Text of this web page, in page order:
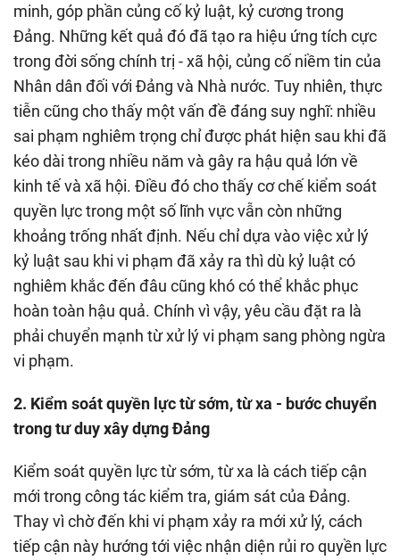
minh, góp phần củng cố kỷ luật, kỷ cương trong
Đảng. Những kết quả đó đã tạo ra hiệu ứng tích cực
trong đời sống chính trị - xã hội, củng cố niềm tin của
Nhân dân đối với Đảng và Nhà nước. Tuy nhiên, thực
tiễn cũng cho thấy một vấn đề đáng suy nghĩ: nhiều
sai phạm nghiêm trọng chỉ được phát hiện sau khi đã
kéo dài trong nhiều năm và gây ra hậu quả lớn về
kinh tế và xã hội. Điều đó cho thấy cơ chế kiểm soát
quyền lực trong một số lĩnh vực vẫn còn những
khoảng trống nhất định. Nếu chỉ dựa vào việc xử lý
kỷ luật sau khi vi phạm đã xảy ra thì dù kỷ luật có
nghiêm khắc đến đâu cũng khó có thể khắc phục
hoàn toàn hậu quả. Chính vì vậy, yêu cầu đặt ra là
phải chuyển mạnh từ xử lý vi phạm sang phòng ngừa
vi phạm.
2. Kiểm soát quyền lực từ sớm, từ xa - bước chuyển
trong tư duy xây dựng Đảng
Kiểm soát quyền lực từ sớm, từ xa là cách tiếp cận
mới trong công tác kiểm tra, giám sát của Đảng.
Thay vì chờ đến khi vi phạm xảy ra mới xử lý, cách
tiếp cận này hướng tới việc nhận diện rủi ro quyền lực